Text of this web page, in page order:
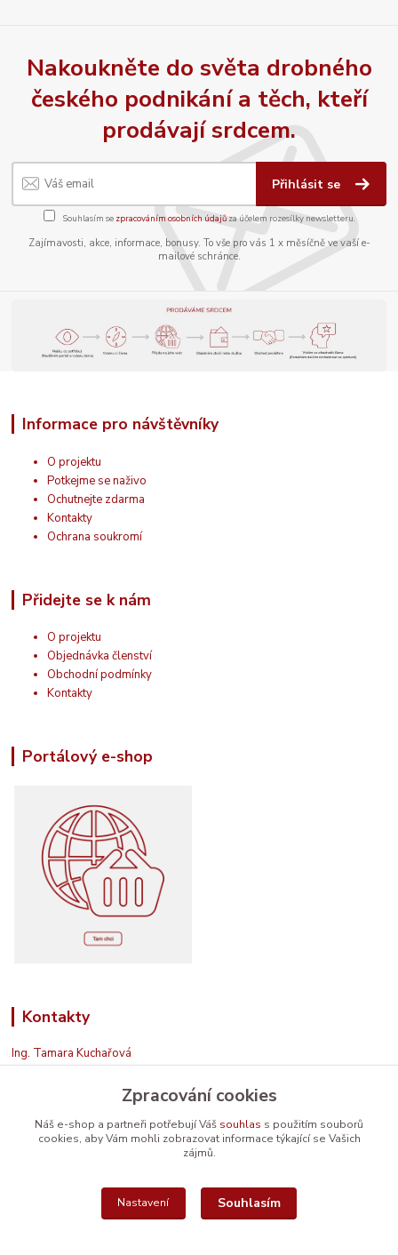
Nakoukněte do světa drobného
českého podnikání a těch, kteří
prodávají srdcem.
Přihlásit se
Souhlasím se zpracováním osobních údajůza účelem rozesílky newsletteru.
Zajímavosti, akce, informace, bonusy. To vše pro vás 1 x měsíčně ve vaší e-
mailové schránce.
Informace pro návštěvníky
O projektu
Potkejme se naživo
Ochutnejte zdarma
Kontakty
Ochrana soukromí
Přidejte se k nám
O projektu
Objednávka členství
Obchodní podmínky
Kontakty
Portálový e-shop
Kontakty
Ing. Tamara Kuchařová
+420 774 687 150
Jsem na příjmu. Když nemohu, zavolám zpět.
info@prodavamesrdcem.cz
Zpracování cookies
Náš e-shop a partneři potřebují Váš souhlas s použitím souborů
cookies, aby Vám mohli zobrazovat informace týkající se Vašich
zájmů.
Nastavení Souhlasím